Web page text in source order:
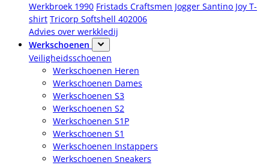
Werkbroek 1990 Fristads Craftsmen Jogger Santino Joy T-
shirt Tricorp Softshell 402006
Advies over werkkledij
Werkschoenen
Veiligheidsschoenen
Werkschoenen Heren
Werkschoenen Dames
Werkschoenen S3
Werkschoenen S2
Werkschoenen S1P
Werkschoenen S1
Werkschoenen Instappers
Werkschoenen Sneakers